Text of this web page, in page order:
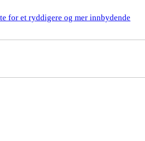
for et ryddigere og mer innbydende